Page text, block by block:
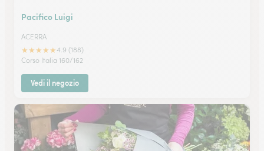
Pacifico Luigi
ACERRA
★★★★★4.9 (188)
Corso Italia 160/162
Vedi il negozio